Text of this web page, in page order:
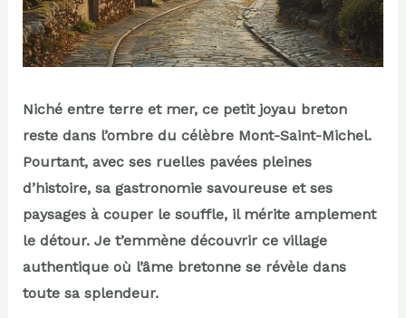
Niché entre terre et mer, ce petit joyau breton
reste dans l’ombre du célèbre Mont-Saint-Michel.
Pourtant, avec ses ruelles pavées pleines
d’histoire, sa gastronomie savoureuse et ses
paysages à couper le souffle, il mérite amplement
le détour. Je t’emmène découvrir ce village
authentique où l’âme bretonne se révèle dans
toute sa splendeur.